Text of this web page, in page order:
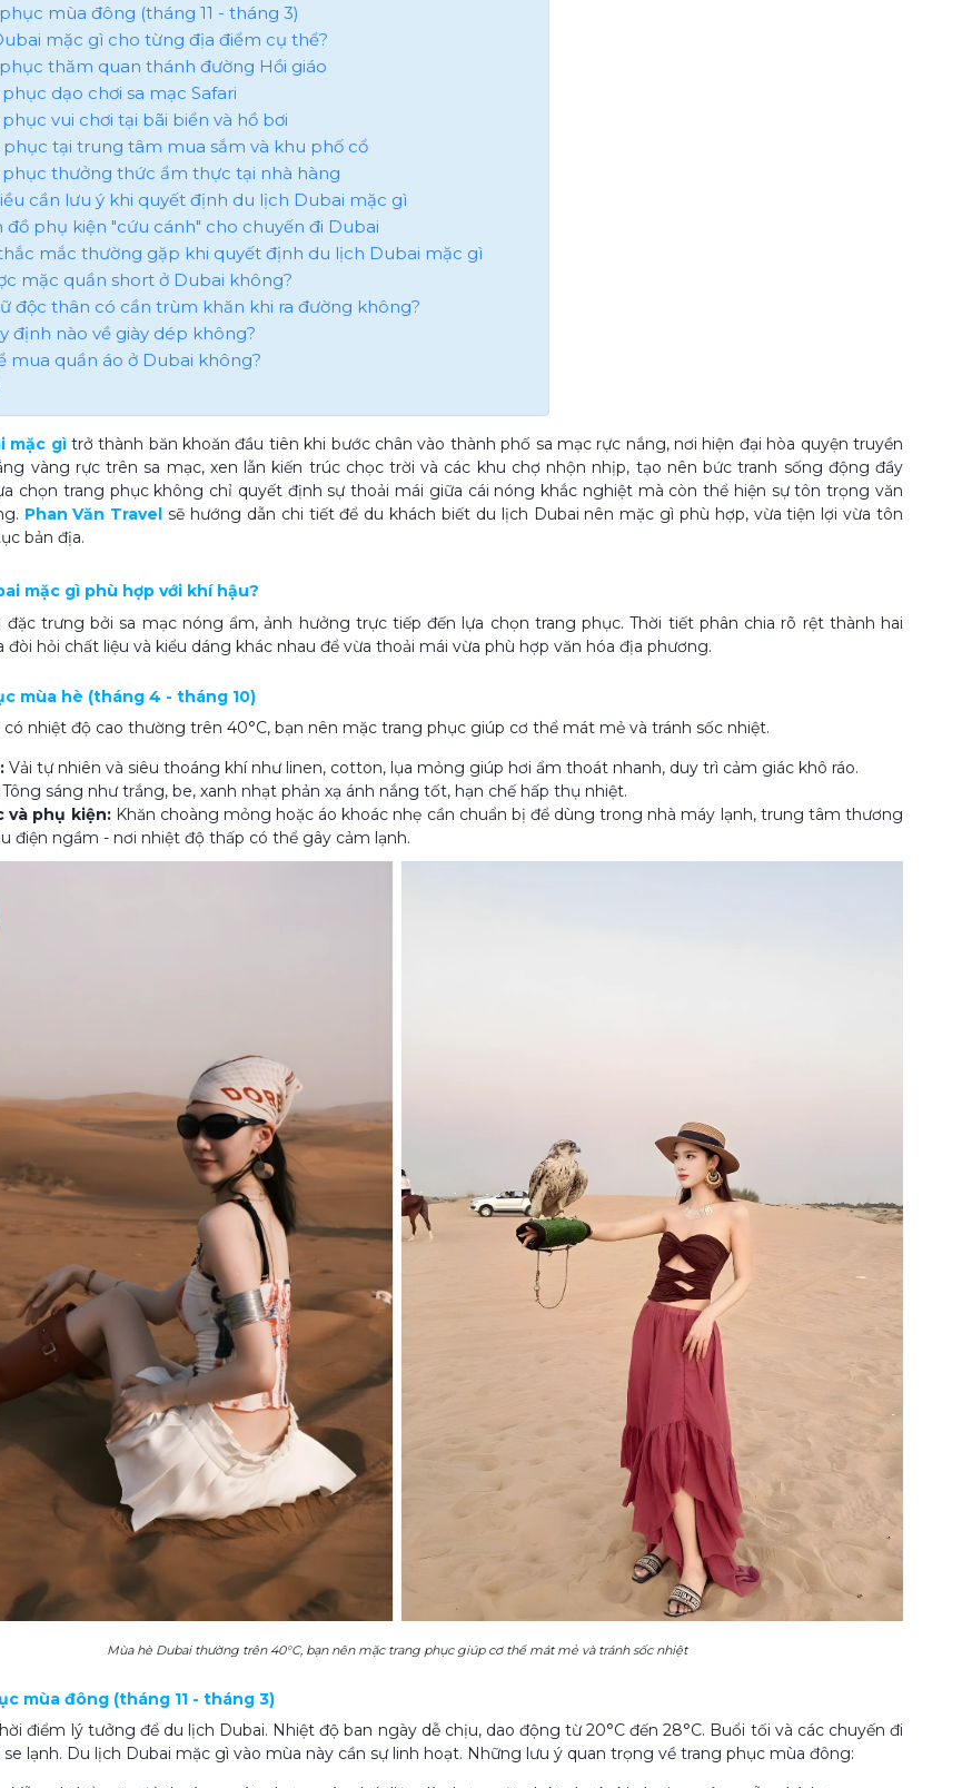
phục mùa đông (tháng 11 - tháng 3)
mặc gì cho từng địa điểm cụ thể?
phục thăm quan thánh đường Hồi giáo
phục dạo chơi sa mạc Safari
phục vui chơi tại bãi biển và hồ bơi
phục tại trung tâm mua sắm và khu phố cổ
phục thưởng thức ẩm thực tại nhà hàng
cần lưu ý khi quyết định du lịch Dubai mặc gì​
đồ phụ kiện "cứu cánh" cho chuyến đi Dubai
mắc thường gặp khi quyết định du lịch Dubai mặc gì
mặc quần short ở Dubai không?
độc thân có cần trùm khăn khi ra đường không?
định nào về giày dép không?
mua quần áo ở Dubai không?
mặc gìtrở thành băn khoăn đầu tiên khi bước chân vào thành phố sa mạc rực nắng, nơi hiện đại hòa quyện truyền
vàng rực trên sa mạc, xen lẫn kiến trúc chọc trời và các khu chợ nhộn nhịp, tạo nên bức tranh sống động đầy
chọn trang phục không chỉ quyết định sự thoải mái giữa cái nóng khắc nghiệt mà còn thể hiện sự tôn trọng văn
Phan Văn Travel sẽ hướng dẫn chi tiết để du khách biết du lịch Dubai nên mặc gì phù hợp, vừa tiện lợi vừa tôn
bản địa.
mặc gì phù hợp với khí hậu?
đặc trưng bởi sa mạc nóng ẩm, ảnh hưởng trực tiếp đến lựa chọn trang phục. Thời tiết phân chia rõ rệt thành hai
đòi hỏi chất liệu và kiểu dáng khác nhau để vừa thoải mái vừa phù hợp văn hóa địa phương.
mùa hè (tháng 4 - tháng 10)
có nhiệt độ cao thường trên 40°C, bạn nên mặc trang phục giúp cơ thể mát mẻ và tránh sốc nhiệt.
Vải tự nhiên và siêu thoáng khí như linen, cotton, lụa mỏng giúp hơi ẩm thoát nhanh, duy trì cảm giác khô ráo.
Tông sáng như trắng, be, xanh nhạt phản xạ ánh nắng tốt, hạn chế hấp thụ nhiệt.
và phụ kiện: Khăn choàng mỏng hoặc áo khoác nhẹ cần chuẩn bị để dùng trong nhà máy lạnh, trung tâm thương
điện ngầm - nơi nhiệt độ thấp có thể gây cảm lạnh.
Mùa hè Dubai thường trên 40°C, bạn nên mặc trang phục giúp cơ thể mát mẻ và tránh sốc nhiệt
mùa đông (tháng 11 - tháng 3)
điểm lý tưởng để du lịch Dubai. Nhiệt độ ban ngày dễ chịu, dao động từ 20°C đến 28°C. Buổi tối và các chuyến đi
lạnh. Du lịch Dubai mặc gì​ vào mùa này cần sự linh hoạt. Những lưu ý quan trọng về trang phục mùa đông: